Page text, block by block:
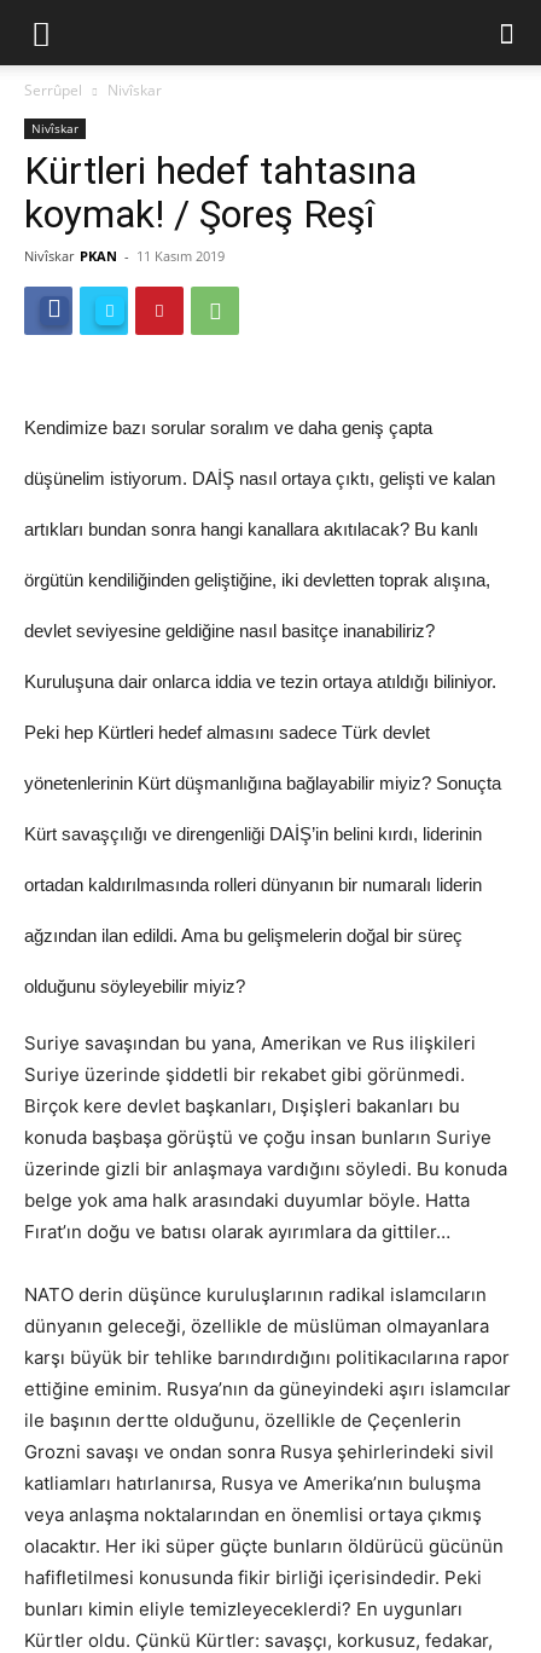
Serrûpel Nivîskar
Nivîskar
Kürtleri hedef tahtasına
koymak! / Şoreş Reşî
Nivîskar PKAN - 11 Kasım 2019
Kendimize bazı sorular soralım ve daha geniş çapta
düşünelim istiyorum. DAİŞ nasıl ortaya çıktı, gelişti ve kalan
artıkları bundan sonra hangi kanallara akıtılacak? Bu kanlı
örgütün kendiliğinden geliştiğine, iki devletten toprak alışına,
devlet seviyesine geldiğine nasıl basitçe inanabiliriz?
Kuruluşuna dair onlarca iddia ve tezin ortaya atıldığı biliniyor.
Peki hep Kürtleri hedef almasını sadece Türk devlet
yönetenlerinin Kürt düşmanlığına bağlayabilir miyiz? Sonuçta
Kürt savaşçılığı ve direngenliği DAİŞ’in belini kırdı, liderinin
ortadan kaldırılmasında rolleri dünyanın bir numaralı liderin
ağzından ilan edildi. Ama bu gelişmelerin doğal bir süreç
olduğunu söyleyebilir miyiz?
Suriye savaşından bu yana, Amerikan ve Rus ilişkileri
Suriye üzerinde şiddetli bir rekabet gibi görünmedi.
Birçok kere devlet başkanları, Dışişleri bakanları bu
konuda başbaşa görüştü ve çoğu insan bunların Suriye
üzerinde gizli bir anlaşmaya vardığını söyledi. Bu konuda
belge yok ama halk arasındaki duyumlar böyle. Hatta
Fırat’ın doğu ve batısı olarak ayırımlara da gittiler…
NATO derin düşünce kuruluşlarının radikal islamcıların
dünyanın geleceği, özellikle de müslüman olmayanlara
karşı büyük bir tehlike barındırdığını politikacılarına rapor
ettiğine eminim. Rusya’nın da güneyindeki aşırı islamcılar
ile başının dertte olduğunu, özellikle de Çeçenlerin
Grozni savaşı ve ondan sonra Rusya şehirlerindeki sivil
katliamları hatırlanırsa, Rusya ve Amerika’nın buluşma
veya anlaşma noktalarından en önemlisi ortaya çıkmış
olacaktır. Her iki süper güçte bunların öldürücü gücünün
hafifletilmesi konusunda fikir birliği içerisindedir. Peki
bunları kimin eliyle temizleyeceklerdi? En uygunları
Kürtler oldu. Çünkü Kürtler: savaşçı, korkusuz, fedakar,